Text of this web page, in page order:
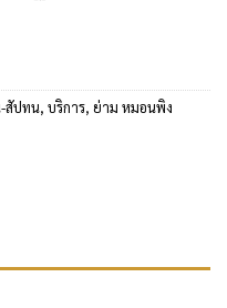
สัปทน, บริการ, ย่าม หมอนพิง